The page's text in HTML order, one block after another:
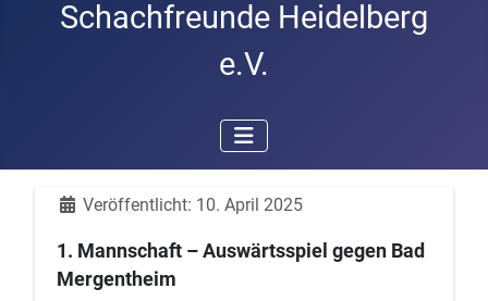
Schachfreunde Heidelberg
e.V.
DetailsVeröffentlicht: 10. April 2025
1. Mannschaft – Auswärtsspiel gegen Bad
Mergentheim